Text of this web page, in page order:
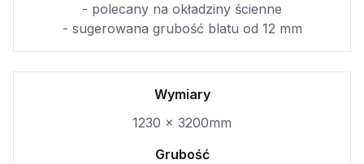
- polecany na okładziny ścienne
- sugerowana grubość blatu od 12 mm
Wymiary
1230 × 3200mm
Grubość